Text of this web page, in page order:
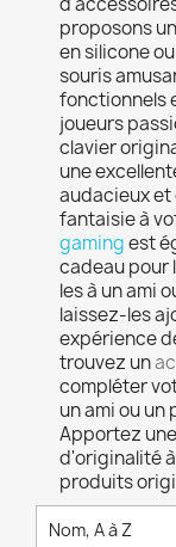
proposons
en silicone
souris
fonctionnels
joueurs
clavier
une
audacieux et
fantaisie à
gamingest
cadeau pour
les à un ami
laissez-les
expérience
trouvez un
compléter
un ami ou un
Apportez
d'originalité
produits
Nom, A à Z